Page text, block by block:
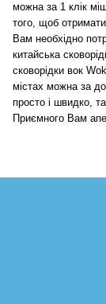
можна за 1 клік
того, щоб
Вам необхідно
китайська
сковорідки вок
містах можна за
просто і швидко,
Приємного Вам